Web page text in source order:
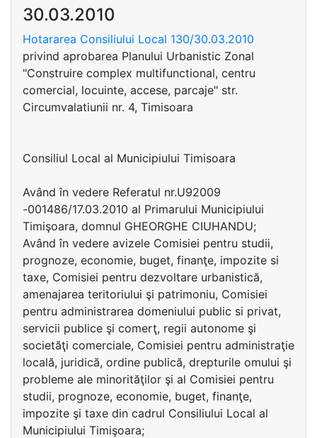
30.03.2010
Hotararea Consiliului Local 130/30.03.2010
privind aprobarea Planului Urbanistic Zonal
"Construire complex multifunctional, centru
comercial, locuinte, accese, parcaje" str.
Circumvalatiunii nr. 4, Timisoara
Consiliul Local al Municipiului Timisoara
Având în vedere Referatul nr.U92009
-001486/17.03.2010 al Primarului Municipiului
Timişoara, domnul GHEORGHE CIUHANDU;
Având în vedere avizele Comisiei pentru studii,
prognoze, economie, buget, finanţe, impozite si
taxe, Comisiei pentru dezvoltare urbanistică,
amenajarea teritoriului şi patrimoniu, Comisiei
pentru administrarea domeniului public si privat,
servicii publice şi comerţ, regii autonome şi
societăţi comerciale, Comisiei pentru administraţie
locală, juridică, ordine publică, drepturile omului şi
probleme ale minorităţilor şi al Comisiei pentru
studii, prognoze, economie, buget, finanţe,
impozite şi taxe din cadrul Consiliului Local al
Municipiului Timişoara;